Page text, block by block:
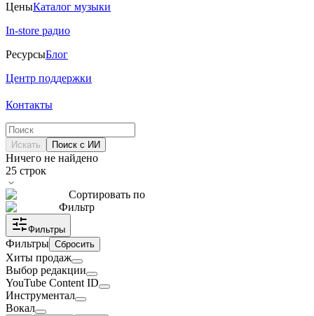
ЦеныКаталог музыки
In-store радио
РесурсыБлог
Центр поддержки
Контакты
Искать Поиск с ИИ
Ничего не найдено
25 строк
Сортировать по
Фильтр
Фильтры
Фильтры Сбросить
Хиты продаж
Выбор редакции
YouTube Content ID
Инструментал
Вокал